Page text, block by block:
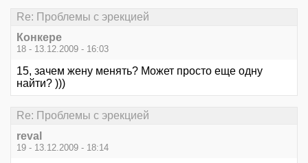
Re: Проблемы с эрекцией
Конкере
18 - 13.12.2009 - 16:03
15, зачем жену менять? Может просто еще одну
найти? )))
Re: Проблемы с эрекцией
reval
19 - 13.12.2009 - 18:14